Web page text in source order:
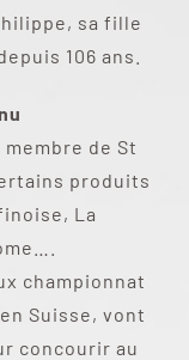
sa fille
106 ans.
de St
produits
La
championnat
Suisse, vont
concourir au